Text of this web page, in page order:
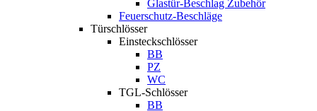
Glastür-Beschlag Zubehör
Feuerschutz-Beschläge
Türschlösser
Einsteckschlösser
BB
PZ
WC
TGL-Schlösser
BB